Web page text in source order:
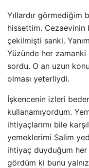
Yıllardır görmediğim
hissettim. Cezaevinin
çekilmişti sanki.
Yüzünde her zamanki
sordu. O an uzun
olması yeterliydi.
İşkencenin izleri
kullanamıyordum.
ihtiyaçlarımı bile
yemeklerimi Salim
ihtiyaç duyduğum her
gördüm ki bunu